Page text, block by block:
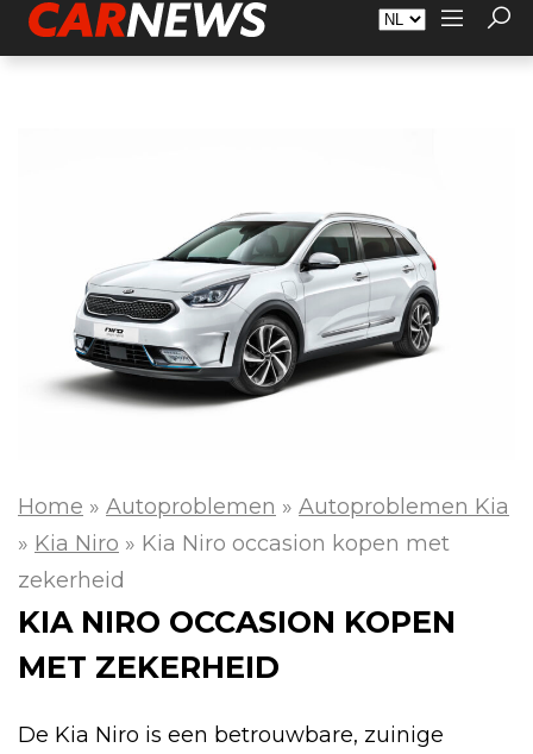
Adverteren Over Carnews.nl Contact
Home » Autoproblemen » Autoproblemen Kia
» Kia Niro » Kia Niro occasion kopen met
zekerheid
KIA NIRO OCCASION KOPEN
MET ZEKERHEID
De Kia Niro is een betrouwbare, zuinige